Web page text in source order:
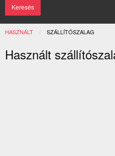
HASZNÁLT JELENLEGI:
SZÁLLÍTÓSZALAG
Használt